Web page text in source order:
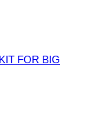
FOR BIG